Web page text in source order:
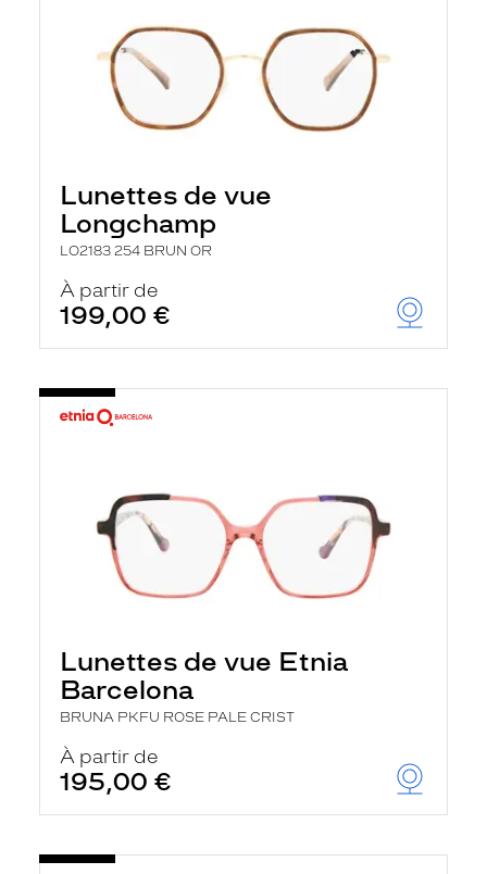
Lunettes de vue
Longchamp
LO2183 254 BRUN OR
À partir de
199,00 €
Lunettes de vue Etnia
Barcelona
BRUNA PKFU ROSE PALE CRIST
À partir de
195,00 €